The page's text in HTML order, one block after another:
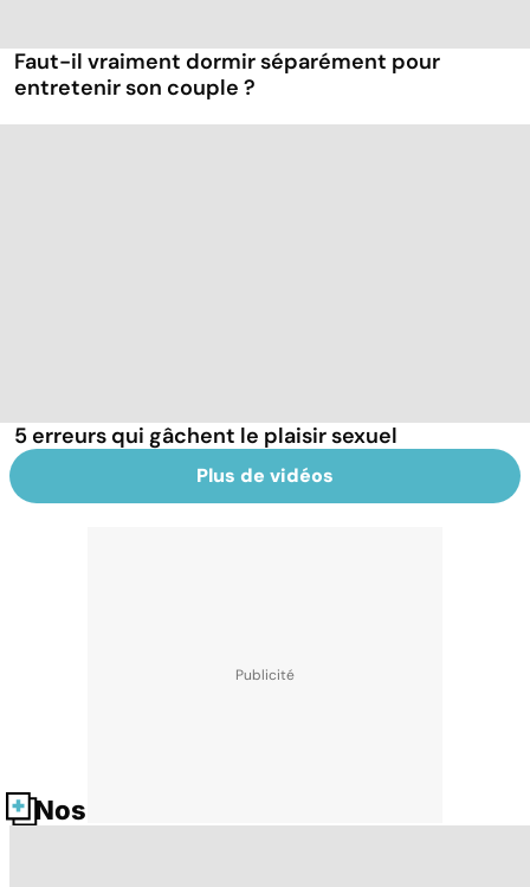
Faut-il vraiment dormir séparément pour
entretenir son couple ?
5 erreurs qui gâchent le plaisir sexuel
Plus de vidéos
Nos fiches santé